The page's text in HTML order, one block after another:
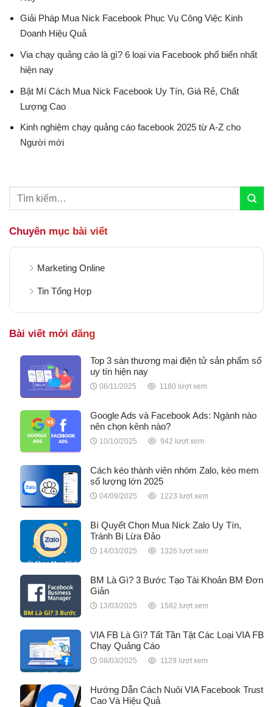
Giải Pháp Mua Nick Facebook Phục Vụ Công Việc Kinh
Doanh Hiệu Quả
Via chạy quảng cáo là gì? 6 loại via Facebook phổ biến nhất
hiện nay
Bật Mí Cách Mua Nick Facebook Uy Tín, Giá Rẻ, Chất
Lượng Cao
Kinh nghiệm chạy quảng cáo facebook 2025 từ A-Z cho
Người mới
Chuyên mục bài viết
Marketing Online
Tin Tổng Hợp
Bài viết mới đăng
Top 3 sàn thương mại điện tử sản phẩm số
uy tín hiện nay
06/11/2025 1180 lượt xem
Google Ads và Facebook Ads: Ngành nào
nên chọn kênh nào?
10/10/2025 942 lượt xem
Cách kéo thành viên nhóm Zalo, kéo mem
số lượng lớn 2025
04/09/2025 1223 lượt xem
Bí Quyết Chọn Mua Nick Zalo Uy Tín,
Tránh Bị Lừa Đảo
14/03/2025 1326 lượt xem
BM Là Gì? 3 Bước Tạo Tài Khoản BM Đơn
Giản
13/03/2025 1582 lượt xem
VIA FB Là Gì? Tất Tần Tật Các Loại VIA FB
Chạy Quảng Cáo
08/03/2025 1129 lượt xem
Hướng Dẫn Cách Nuôi VIA Facebook Trust
Cao Và Hiệu Quả